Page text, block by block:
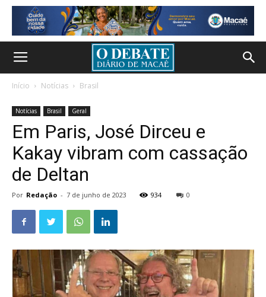
Início Notícias Brasil
Notícias Brasil Geral
Em Paris, José Dirceu e
Kakay vibram com cassação
de Deltan
Por Redação - 7 de junho de 2023 934 0